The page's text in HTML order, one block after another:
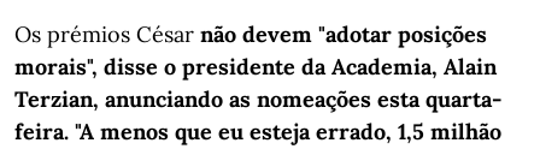
Os prémios César não devem "adotar posições
morais", disse o presidente da Academia, Alain
Terzian, anunciando as nomeações esta quarta-
feira. "A menos que eu esteja errado, 1,5 milhão